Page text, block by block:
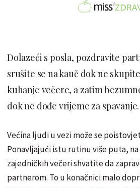
Dolazeći s posla, pozdravite
srušite se na kauč dok ne
kuhanje večere, a zatim
dok ne dođe vrijeme za spavanje.
Većina ljudi u vezi može se
Ponavljajući istu rutinu više puta,
zajedničkih večeri shvatite da
partnerom. To u konačnici malo